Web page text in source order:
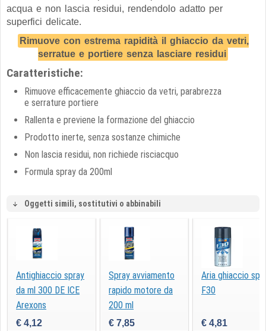
acqua e non lascia residui, rendendolo adatto per
superfici delicate.
Rimuove con estrema rapidità il ghiaccio da vetri,
serratue e portiere senza lasciare residui
Caratteristiche:
Rimuove efficacemente ghiaccio da vetri, parabrezza
e serrature portiere
Rallenta e previene la formazione del ghiaccio
Prodotto inerte, senza sostanze chimiche
Non lascia residui, non richiede risciacquo
Formula spray da 200ml
Oggetti simili, sostitutivi o abbinabili
Antighiaccio spray
da ml 300 DE ICE
Arexons
€ 4,12
Spray avviamento
rapido motore da
200 ml
€ 7,85
Aria ghiaccio
F30
€ 4,81